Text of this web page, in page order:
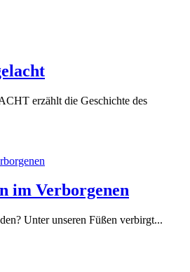
erzählt die Geschichte des
im Verborgenen
Unter unseren Füßen verbirgt...